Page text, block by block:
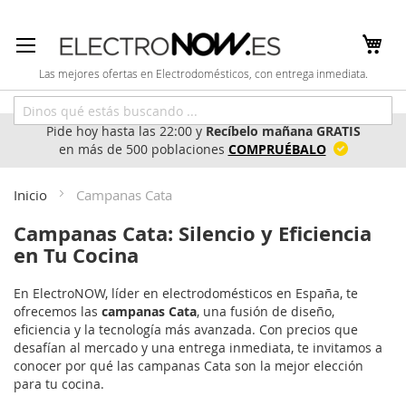
al
contenido
Las mejores ofertas en Electrodomésticos, con entrega inmediata.
Pide hoy hasta las 22:00 yRecíbelo mañana GRATIS
en más de 500 poblaciones COMPRUÉBALO
Inicio Campanas Cata
Campanas Cata: Silencio y Eficiencia
en Tu Cocina
En ElectroNOW, líder en electrodomésticos en España, te
ofrecemos las campanas Cata, una fusión de diseño,
eficiencia y la tecnología más avanzada. Con precios que
desafían al mercado y una entrega inmediata, te invitamos a
conocer por qué las campanas Cata son la mejor elección
para tu cocina.